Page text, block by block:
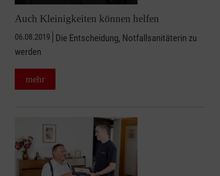
Auch Kleinigkeiten können helfen
06.08.2019
Die Entscheidung, Notfallsanitäterin zu
werden
mehr